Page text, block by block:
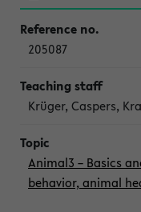
205087
Krüger, Caspers,
Animal3 – Basics
behavior, animal